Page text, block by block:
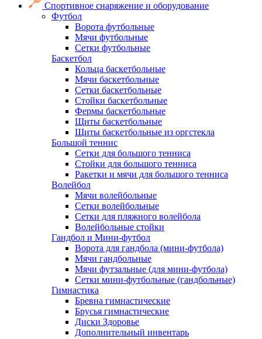
Спортивное снаряжение и оборудование
Футбол
Ворота футбольные
Мячи футбольные
Сетки футбольные
Баскетбол
Кольца баскетбольные
Мячи баскетбольные
Сетки баскетбольные
Стойки баскетбольные
Фермы баскетбольные
Щиты баскетбольные
Щиты баскетбольные из оргстекла
Большой теннис
Сетки для большого тенниса
Стойки для большого тенниса
Ракетки и мячи для большого тенниса
Волейбол
Мячи волейбольные
Сетки волейбольные
Сетки для пляжного волейбола
Волейбольные стойки
Гандбол и Мини-футбол
Ворота для гандбола (мини-футбола)
Мячи гандбольные
Мячи футзальные (для мини-футбола)
Сетки мини-футбольные (гандбольные)
Гимнастика
Бревна гимнастические
Брусья гимнастические
Диски Здоровье
Дополнительный инвентарь